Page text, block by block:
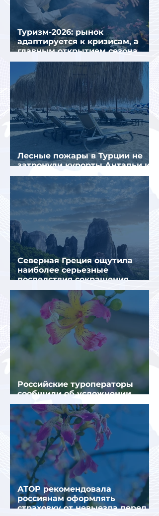
Туризм-2026: рынок
адаптируется к кризисам, а
главным открытием сезона
стал Вьетнам
Лесные пожары в Турции не
затронули курорты Антальи и
Муглы
Северная Греция ощутила
наиболее серьезные
последствия сокращения
турпотока из России
Российские туроператоры
сообщили об усложнении
получения виз в Грецию
АТОР рекомендовала
россиянам оформлять
страховку от невыезда перед